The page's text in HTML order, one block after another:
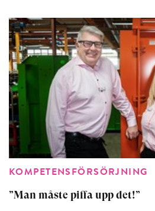
KOMPETENSFÖRSÖRJNING
”Man måste piffa upp det!”